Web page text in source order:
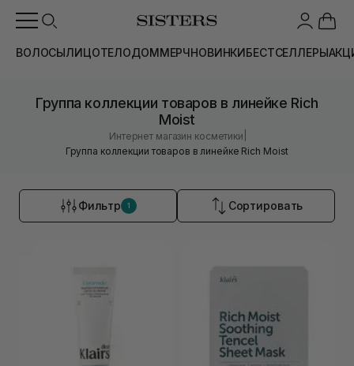
ВОЛОСЫЛИЦОТЕЛОДОММЕРЧНОВИНКИБЕСТСЕЛЛЕРЫ
Группа коллекции товаров в линейке Rich
Moist
Интернет магазин косметики
Группа коллекции товаров в линейке Rich Moist
Фильтр 1 Сортировать